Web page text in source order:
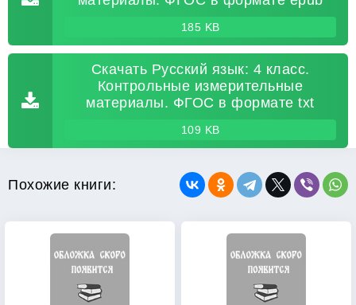
185 KB
Скачать Русский язык: 4 класс.
Контрольные измерительные
материалы. ФГОС в формате txt
109 KB
Похожие книги: